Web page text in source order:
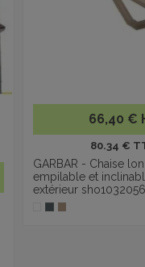
66,40 €
80.34 €
GARBAR - Chaise
empilable et
extérieur sho1032056